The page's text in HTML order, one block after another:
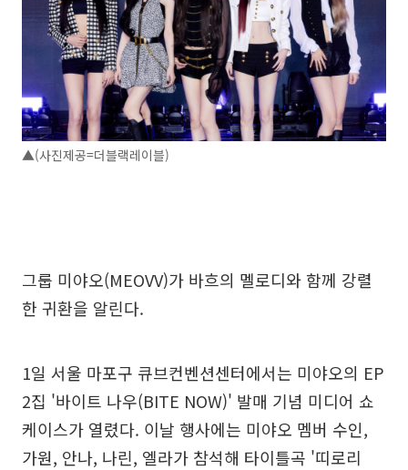
▲(사진제공=더블랙레이블)
그룹 미야오(MEOVV)가 바흐의 멜로디와 함께 강렬
한 귀환을 알린다.
1일 서울 마포구 큐브컨벤션센터에서는 미야오의 EP
2집 '바이트 나우(BITE NOW)' 발매 기념 미디어 쇼
케이스가 열렸다. 이날 행사에는 미야오 멤버 수인,
가원, 안나, 나린, 엘라가 참석해 타이틀곡 '띠로리